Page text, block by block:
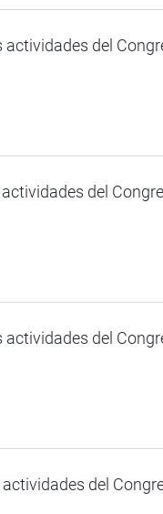
del
del
del
del